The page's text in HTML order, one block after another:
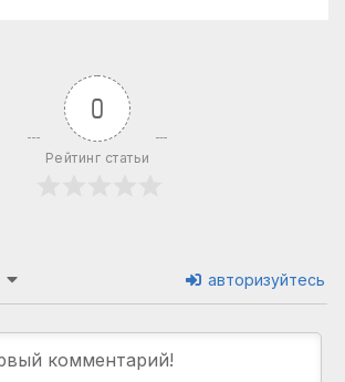
0
Рейтинг статьи
авторизуйтесь